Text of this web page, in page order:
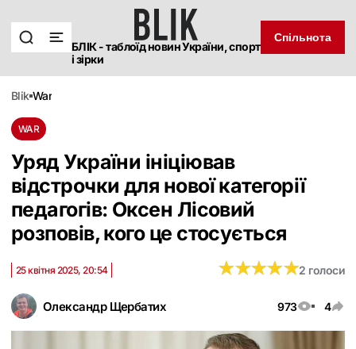
БЛІК - таблоїд новин України, спорт
і зірки
Спільнота
blik war
WAR
Уряд України ініціював
відстрочки для нової категорії
педагогів: Оксен Лісовий
розповів, кого це стосується
Олександр Щербатих 973 4
25 квітня 2025, 20:54 ★★★★★
★★★★★2 голоси